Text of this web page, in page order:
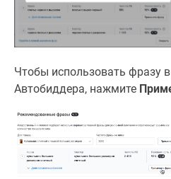
Чтобы использовать фразу
Автобиддера, нажмите